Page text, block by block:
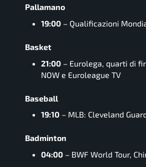
Pallamano
19:00 – Qualificazioni
Basket
21:00 – Eurolega, quarti di
NOW e Euroleague TV
Baseball
19:10 – MLB: Cleveland
Badminton
04:00 – BWF World Tour,